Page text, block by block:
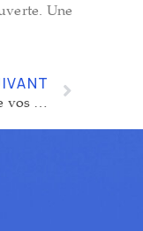
Une
Classement tarifaire douanier : comment sécuriser le code douanier de vos marchandises ?